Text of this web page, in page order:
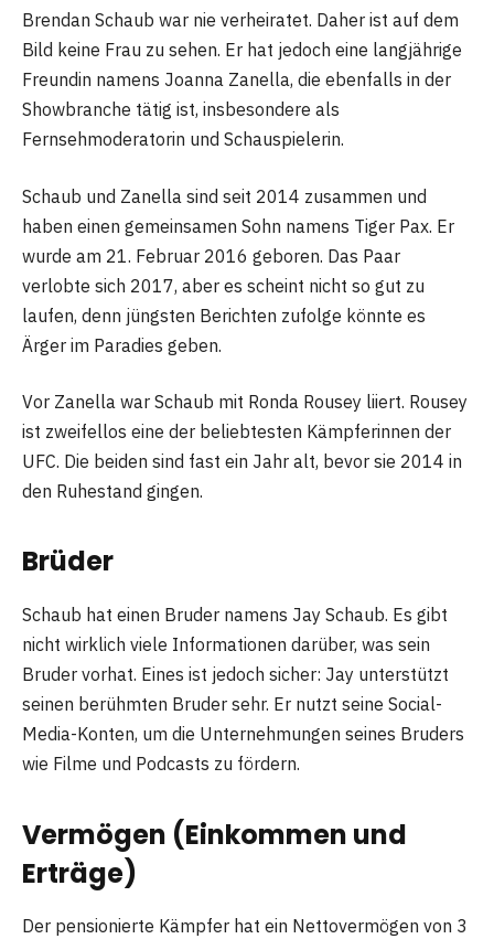
Brendan Schaub war nie verheiratet. Daher ist auf dem
Bild keine Frau zu sehen. Er hat jedoch eine langjährige
Freundin namens Joanna Zanella, die ebenfalls in der
Showbranche tätig ist, insbesondere als
Fernsehmoderatorin und Schauspielerin.
Schaub und Zanella sind seit 2014 zusammen und
haben einen gemeinsamen Sohn namens Tiger Pax. Er
wurde am 21. Februar 2016 geboren. Das Paar
verlobte sich 2017, aber es scheint nicht so gut zu
laufen, denn jüngsten Berichten zufolge könnte es
Ärger im Paradies geben.
Vor Zanella war Schaub mit Ronda Rousey liiert. Rousey
ist zweifellos eine der beliebtesten Kämpferinnen der
UFC. Die beiden sind fast ein Jahr alt, bevor sie 2014 in
den Ruhestand gingen.
Brüder
Schaub hat einen Bruder namens Jay Schaub. Es gibt
nicht wirklich viele Informationen darüber, was sein
Bruder vorhat. Eines ist jedoch sicher: Jay unterstützt
seinen berühmten Bruder sehr. Er nutzt seine Social-
Media-Konten, um die Unternehmungen seines Bruders
wie Filme und Podcasts zu fördern.
Vermögen (Einkommen und
Erträge)
Der pensionierte Kämpfer hat ein Nettovermögen von 3